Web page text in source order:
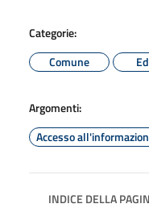
Categorie:
Comune
Argomenti:
Accesso
INDICE DELLA